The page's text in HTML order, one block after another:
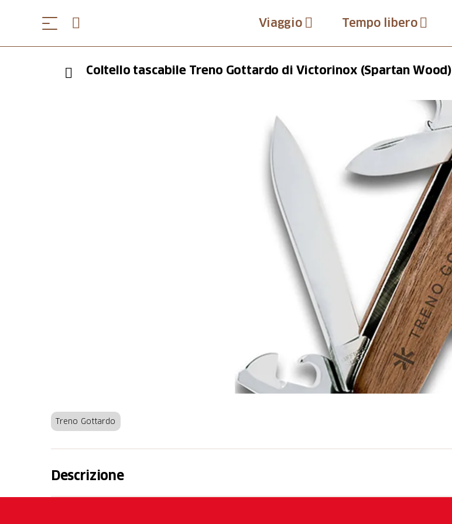
Viaggio Tempo libero
Coltello tascabile Treno Gottardo di Victorinox (Spartan Wood)
Treno Gottardo
Descrizione